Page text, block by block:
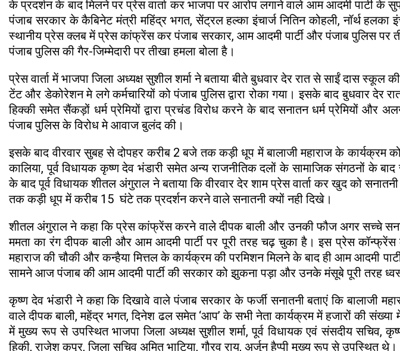
के प्रदर्शन के बाद मिलने पर प्रेस वार्ता कर भाजपा पर आरोप लगाने वाले आम आदमी पार्टी
पंजाब सरकार के कैबिनेट मंत्री महिंद्र भगत, सेंट्रल हल्का इंचार्ज नितिन कोहली, नॉर्थ
स्थानीय प्रेस क्लब में प्रेस कांफ्रेंस कर पंजाब सरकार, आम आदमी पार्टी और पंजाब पुलिस पर
पंजाब पुलिस की गैर-जिम्मेदारी पर तीखा हमला बोला है।
प्रेस वार्ता में भाजपा जिला अध्यक्ष सुशील शर्मा ने बताया बीते बुधवार देर रात से साईं दास स्कूल
टेंट और डेकोरेशन मे लगे कर्मचारियों को पंजाब पुलिस द्वारा रोका गया। इसके बाद बुधवार देर
हिक्की समेत सैंकड़ों धर्म प्रेमियों द्वारा प्रचंड विरोध करने के बाद सनातन धर्म प्रेमियों और
पंजाब पुलिस के विरोध मे आवाज बुलंद की।
इसके बाद वीरवार सुबह से दोपहर करीब 2 बजे तक कड़ी धूप में बालाजी महाराज के कार्यक्रम
कालिया, पूर्व विधायक कृष्ण देव भंडारी समेत अन्य राजनीतिक दलों के सामाजिक संगठनों के
के बाद पूर्व विधायक शीतल अंगुराल ने बताया कि वीरवार देर शाम प्रेस वार्ता कर खुद को
तक कड़ी धूप में करीब 15 घंटे तक प्रदर्शन करने वाले सनातनी क्यों नही दिखे।
शीतल अंगुराल ने कहा कि प्रेस कांफ्रेंस करने वाले दीपक बाली और उनकी फौज अगर सच्चे
ममता का रंग दीपक बाली और आम आदमी पार्टी पर पूरी तरह चढ़ चुका है। इस प्रेस
महाराज की चौकी और कन्हैया मित्तल के कार्यक्रम की परमिशन मिलने के बाद ही आम
सामने आज पंजाब की आम आदमी पार्टी की सरकार को झुकना पड़ा और उनके मंसूबे पूरी तरह
कृष्ण देव भंडारी ने कहा कि दिखावे वाले पंजाब सरकार के फर्जी सनातनी बताएं कि बालाजी
वाले दीपक बाली, महेंद्र भगत, दिनेश ढल समेत ‘आप’ के सभी नेता कार्यक्रम में हजारों की
में मुख्य रूप से उपस्थित भाजपा जिला अध्यक्ष सुशील शर्मा, पूर्व विधायक एवं संसदीय सचिव,
हिकी, राजेश कपूर, जिला सचिव अमित भाटिया, गौरव राय, अर्जुन हैप्पी मुख्य रूप से उपस्थित थे।